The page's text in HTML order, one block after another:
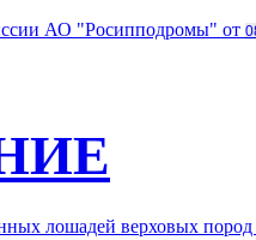
АО "Росипподромы" от
лошадей верховых